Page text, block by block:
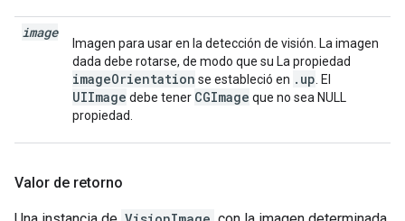
image
Imagen para usar en la detección de visión. La imagen
dada debe rotarse, de modo que su La propiedad
imageOrientation se estableció en .up . El
UIImage debe tener CGImage que no sea NULL
propiedad.
Valor de retorno